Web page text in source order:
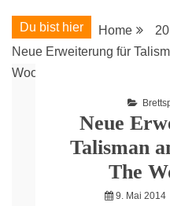
Du bist hier Home
Neue Erweiterung für
Woodlands
Neue
Talisman
The
9. Mai 2014